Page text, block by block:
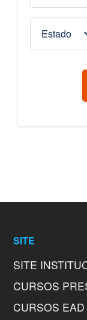
SITE
SITE
CURSOS
CURSOS EAD